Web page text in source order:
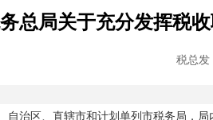
服务范围
中瑞动态
总局关于充分发挥税
税总
自治区、直辖市和计划单列市税务局，局